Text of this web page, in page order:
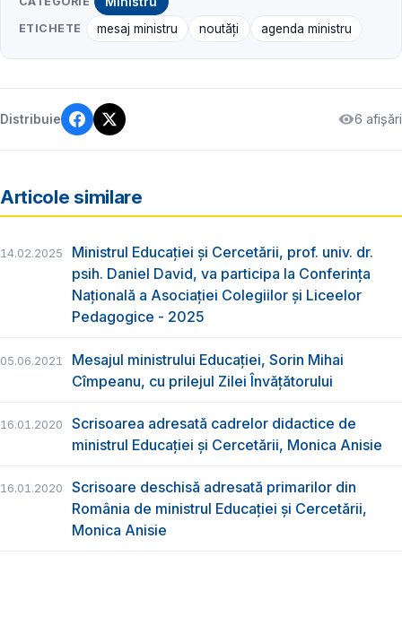
ETICHETE mesaj ministru noutăți agenda ministru
Distribuie 6 afișări
Articole similare
14.02.2025
Ministrul Educației și Cercetării, prof. univ. dr.
psih. Daniel David, va participa la Conferința
Națională a Asociației Colegiilor și Liceelor
Pedagogice - 2025
05.06.2021
Mesajul ministrului Educației, Sorin Mihai
Cîmpeanu, cu prilejul Zilei Învățătorului
16.01.2020
Scrisoarea adresată cadrelor didactice de
ministrul Educației și Cercetării, Monica Anisie
16.01.2020
Scrisoare deschisă adresată primarilor din
România de ministrul Educației și Cercetării,
Monica Anisie